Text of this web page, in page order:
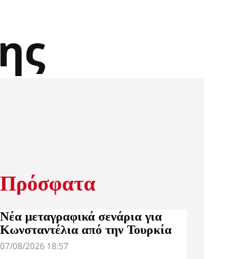
Πρόσφατα
Νέα μεταγραφικά σενάρια για
Κωνσταντέλια από την Τουρκία
07/08/2026 18:57